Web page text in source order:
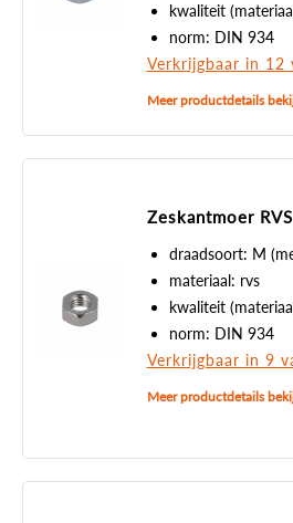
kwaliteit
norm: DIN 934
Verkrijgbaar in 12
Meer productdetails
Zeskantmoer
draadsoort: M
materiaal: rvs
kwaliteit
norm: DIN 934
Verkrijgbaar in 9
Meer productdetails